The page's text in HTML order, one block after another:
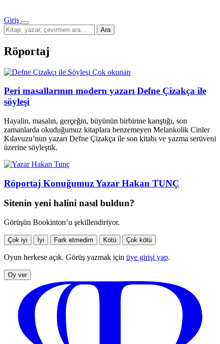
Giriş
Menü
Sitede
ara
Ara
Röportaj
Çok okunan
Peri masallarının modern yazarı Defne Çizakça ile
söyleşi
Hayalin, masalın, gerçeğin, büyünün birbirine karıştığı, son
zamanlarda okuduğumuz kitaplara benzemeyen Melankolik Cinler
Kılavuzu’nun yazarı Defne Çizakça ile son kitabı ve yazma serüveni
üzerine söyleştik.
Röportaj Konuğumuz Yazar Hakan TUNÇ
Sitenin yeni halini nasıl buldun?
Görüşün Bookinton’u şekillendiriyor.
Çok iyi İyi Fark etmedim Kötü Çok kötü
Oyun herkese açık. Görüş yazmak için üye girişi yap.
Oy ver